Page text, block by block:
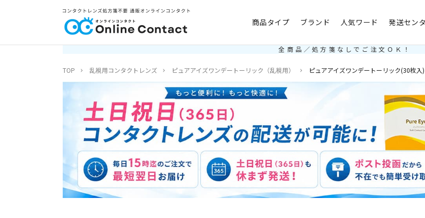
商品タイプ ブランド 人気ワード 発送セン
全商品／処方箋なしでご注文ＯＫ！
TOP 乱視用コンタクトレンズ ピュアアイズワンデートーリック（乱視用） ピュアアイズワンデートーリック(30枚